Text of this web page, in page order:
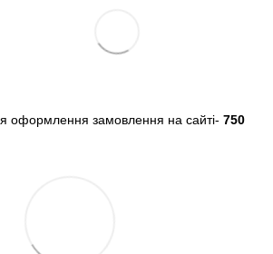
оформлення замовлення на сайті- 750